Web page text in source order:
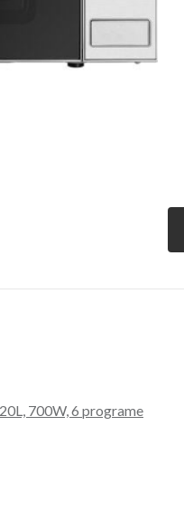
700W, 6 programe